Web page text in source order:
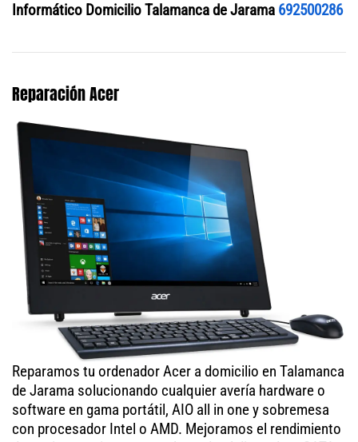
Informático Domicilio Talamanca de Jarama 692500286
Reparación Acer
Reparamos tu ordenador Acer a domicilio en Talamanca
de Jarama solucionando cualquier avería hardware o
software en gama portátil, AIO all in one y sobremesa
con procesador Intel o AMD. Mejoramos el rendimiento